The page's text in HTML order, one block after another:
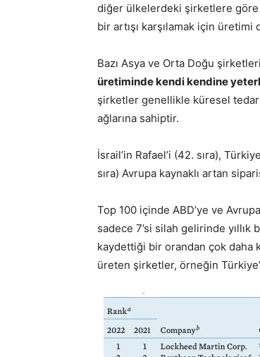
diğer ülkelerdeki şirketlere
bir artışı karşılamak için
Bazı Asya ve Orta Doğu
üretiminde kendi kendine
şirketler genellikle küresel
ağlarına sahiptir.
İsrail’in Rafael’i (42. sıra),
sıra) Avrupa kaynaklı artan
Top 100 içinde ABD’ye ve
sadece 7’si silah gelirinde yıllık
kaydettiği bir orandan çok daha
üreten şirketler, örneğin